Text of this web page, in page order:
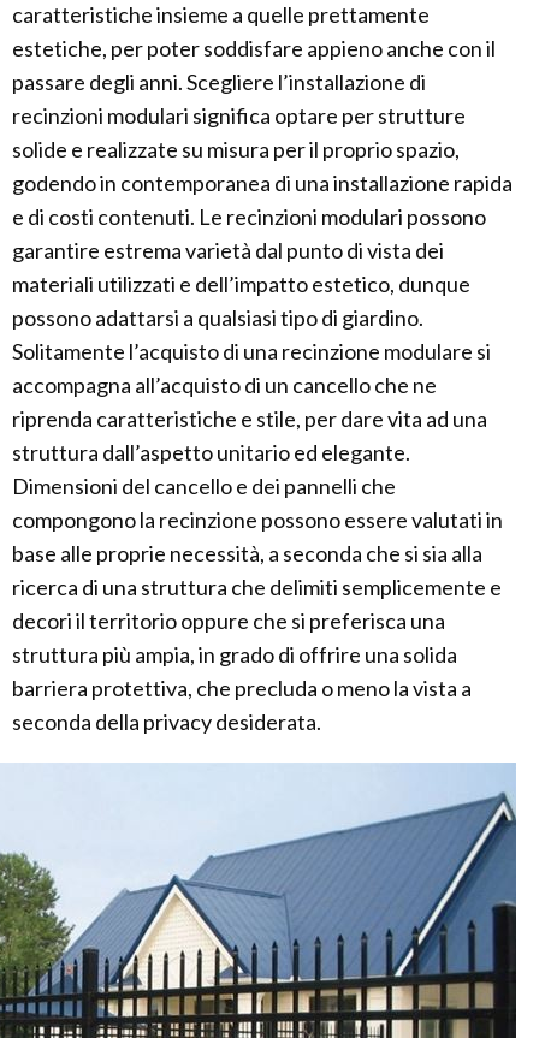
caratteristiche insieme a quelle prettamente
estetiche, per poter soddisfare appieno anche con il
passare degli anni. Scegliere l’installazione di
recinzioni modulari significa optare per strutture
solide e realizzate su misura per il proprio spazio,
godendo in contemporanea di una installazione rapida
e di costi contenuti. Le recinzioni modulari possono
garantire estrema varietà dal punto di vista dei
materiali utilizzati e dell’impatto estetico, dunque
possono adattarsi a qualsiasi tipo di giardino.
Solitamente l’acquisto di una recinzione modulare si
accompagna all’acquisto di un cancello che ne
riprenda caratteristiche e stile, per dare vita ad una
struttura dall’aspetto unitario ed elegante.
Dimensioni del cancello e dei pannelli che
compongono la recinzione possono essere valutati in
base alle proprie necessità, a seconda che si sia alla
ricerca di una struttura che delimiti semplicemente e
decori il territorio oppure che si preferisca una
struttura più ampia, in grado di offrire una solida
barriera protettiva, che precluda o meno la vista a
seconda della privacy desiderata.